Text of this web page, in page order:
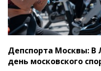
Депспорта Москвы: В
день московского